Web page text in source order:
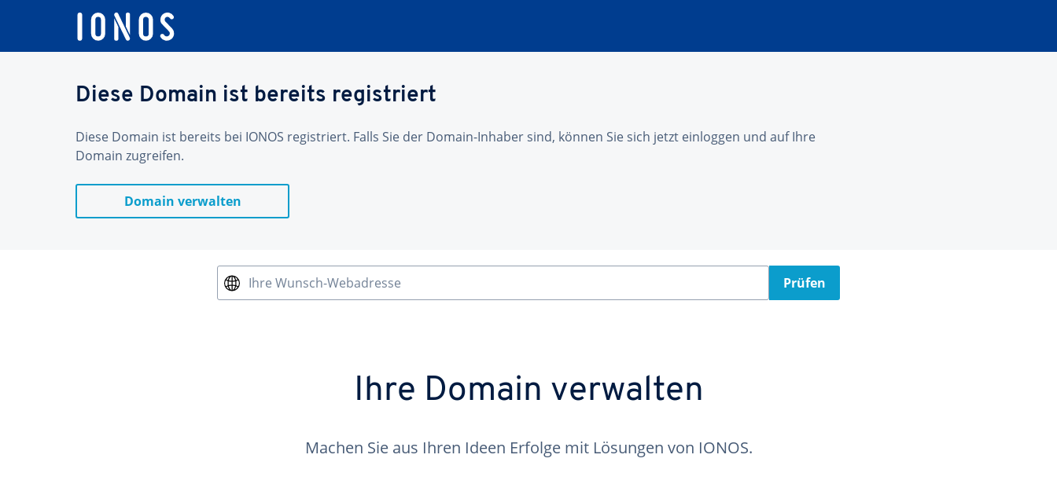
Diese Domain ist bereits registriert
Diese Domain ist bereits bei IONOS registriert. Falls Sie der Domain-Inhaber sind, können Sie sich jetzt einloggen und auf Ihre
Domain zugreifen.
Domain verwalten
Ihre Wunsch-Webadresse Prüfen
Ihre Domain verwalten
Machen Sie aus Ihren Ideen Erfolge mit Lösungen von IONOS.